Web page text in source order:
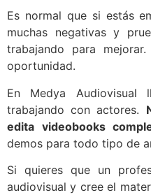
Es normal que si estás
muchas negativas y
trabajando para
oportunidad.
En Medya Audiovisual
trabajando con actores.
edita videobooks
demos para todo tipo de
Si quieres que un
audiovisual y cree el